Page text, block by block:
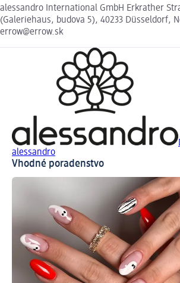
alessandro International GmbH Erkrather
(Galeriehaus, budova 5), 40233 Düsseldorf,
errow@errow.sk
alessandro
Vhodné poradenstvo